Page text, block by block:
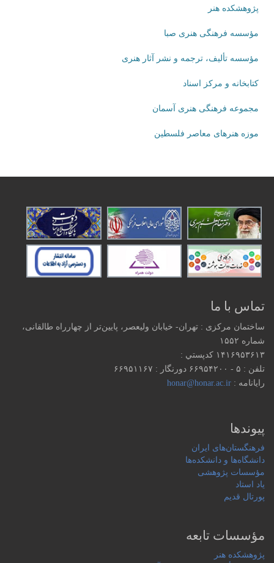
پژوهشکده هنر
مؤسسه فرهنگی هنری صبا
مؤسسه تألیف، ترجمه و نشر آثار هنری
کتابخانه و مرکز اسناد
مجموعه فرهنگی هنری آسمان
موزه هنرهای‌ معاصر فلسطین
تماس با ما
ساختمان مرکزی : تهران- خیابان ولیعصر، پایین‌تر از چهارراه طالقانی،
شماره ۱۵۵۲
۱۴۱۶۹۵۳۶۱۳ كدپستي :
تلفن : ۵ - ۶۶۹۵۴۲۰۰ دورنگار : ۶۶۹۵۱۱۶۷
رایانامه :honar@honar.ac.ir
پیوندها
فرهنگستان‌های ایران
دانشگاه‌ها و دانشکده‌ها
مؤسسات پژوهشی
یاد استاد
پورتال قدیم
مؤسسات تابعه
پژوهشکده هنر